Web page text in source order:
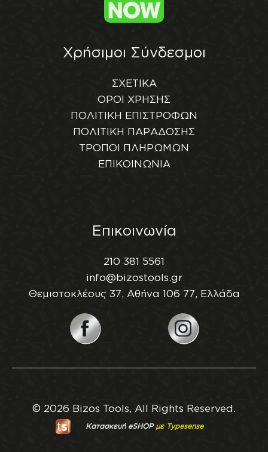
Χρήσιμοι Σύνδεσμοι
ΣΧΕΤΙΚΑ
ΟΡΟΙ ΧΡΗΣΗΣ
ΠΟΛΙΤΙΚΗ ΕΠΙΣΤΡΟΦΩΝ
ΠΟΛΙΤΙΚΗ ΠΑΡΑΔΟΣΗΣ
ΤΡΟΠΟΙ ΠΛΗΡΩΜΩΝ
ΕΠΙΚΟΙΝΩΝΙΑ
Επικοινωνία
210 381 5561
info@bizostools.gr
Θεμιστοκλέους 37, Αθήνα 106 77, Ελλάδα
© 2026 Bizos Tools, All Rights Reserved.
Κατασκευή eSHOPμε Typesense